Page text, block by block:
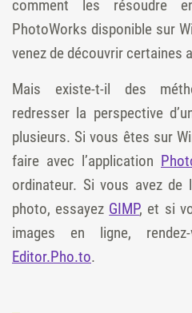
comment les résoudre
PhotoWorks disponible sur
venez de découvrir certaines
Mais existe-t-il des
redresser la perspective
plusieurs. Si vous êtes sur
faire avec l’application
ordinateur. Si vous avez de
photo, essayez GIMP, et si
images en ligne,
Editor.Pho.to.